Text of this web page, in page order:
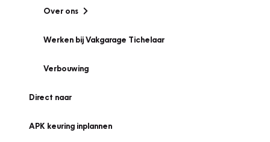
Over ons
Werken bij Vakgarage Tichelaar
Verbouwing
Direct naar
APK keuring inplannen